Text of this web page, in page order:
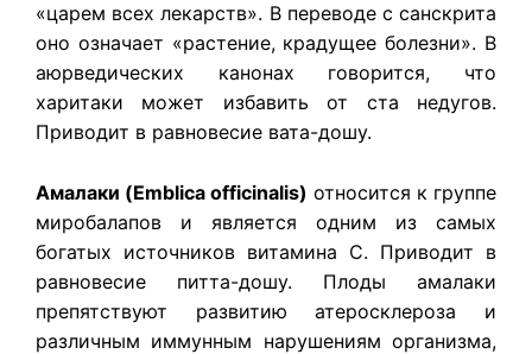
«царем всех лекарств». В переводе с санскрита
оно означает «растение, крадущее болезни». В
аюрведических канонах говорится, что
харитаки может избавить от ста недугов.
Приводит в равновесие вата-дошу.
Амалаки (Emblica officinalis) относится к группе
миробалапов и является одним из самых
богатых источников витамина С. Приводит в
равновесие питта-дошу. Плоды амалаки
препятствуют развитию атеросклероза и
различным иммунным нарушениям организма,